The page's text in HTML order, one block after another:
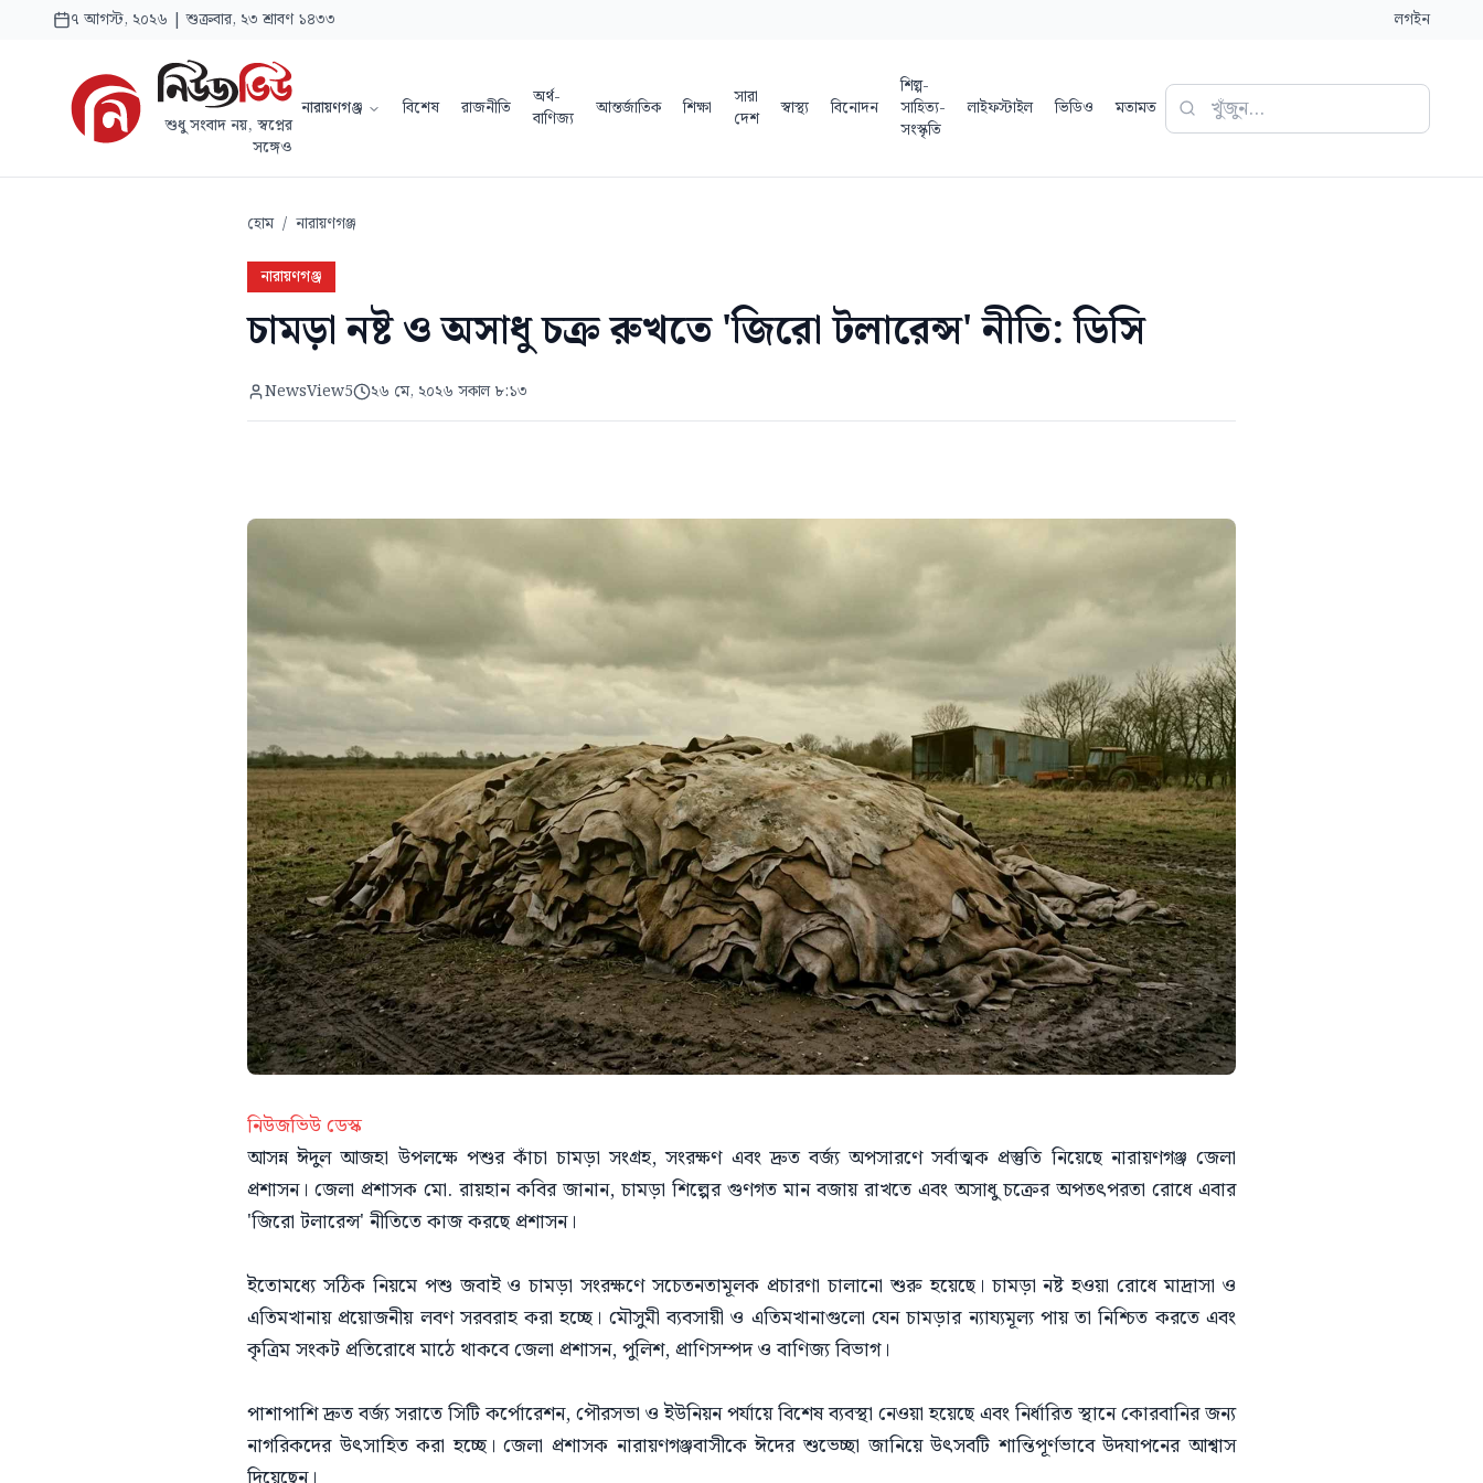
৭ আগস্ট, ২০২৬ | শুক্রবার, ২৩ শ্রাবণ ১৪৩৩ লগইন
শুধু সংবাদ নয়, স্বপ্নের
সঙ্গেও
নারায়ণগঞ্জ বিশেষ রাজনীতি
অর্থ-
বাণিজ্য
আন্তর্জাতিক শিক্ষা
সারা
দেশ
স্বাস্থ্য বিনোদন
শিল্প-
সাহিত্য-
সংস্কৃতি
লাইফস্টাইল ভিডিও মতামত
হোম / নারায়ণগঞ্জ
নারায়ণগঞ্জ
চামড়া নষ্ট ও অসাধু চক্র রুখতে 'জিরো টলারেন্স' নীতি: ডিসি
NewsView5 ২৬ মে, ২০২৬ সকাল ৮:১৩
নিউজভিউ ডেস্ক
আসন্ন ঈদুল আজহা উপলক্ষে পশুর কাঁচা চামড়া সংগ্রহ, সংরক্ষণ এবং দ্রুত বর্জ্য অপসারণে সর্বাত্মক প্রস্তুতি নিয়েছে নারায়ণগঞ্জ জেলা
প্রশাসন। জেলা প্রশাসক মো. রায়হান কবির জানান, চামড়া শিল্পের গুণগত মান বজায় রাখতে এবং অসাধু চক্রের অপতৎপরতা রোধে এবার
'জিরো টলারেন্স' নীতিতে কাজ করছে প্রশাসন।
ইতোমধ্যে সঠিক নিয়মে পশু জবাই ও চামড়া সংরক্ষণে সচেতনতামূলক প্রচারণা চালানো শুরু হয়েছে। চামড়া নষ্ট হওয়া রোধে মাদ্রাসা ও
এতিমখানায় প্রয়োজনীয় লবণ সরবরাহ করা হচ্ছে। মৌসুমী ব্যবসায়ী ও এতিমখানাগুলো যেন চামড়ার ন্যায্যমূল্য পায় তা নিশ্চিত করতে এবং
কৃত্রিম সংকট প্রতিরোধে মাঠে থাকবে জেলা প্রশাসন, পুলিশ, প্রাণিসম্পদ ও বাণিজ্য বিভাগ।
পাশাপাশি দ্রুত বর্জ্য সরাতে সিটি কর্পোরেশন, পৌরসভা ও ইউনিয়ন পর্যায়ে বিশেষ ব্যবস্থা নেওয়া হয়েছে এবং নির্ধারিত স্থানে কোরবানির জন্য
নাগরিকদের উৎসাহিত করা হচ্ছে। জেলা প্রশাসক নারায়ণগঞ্জবাসীকে ঈদের শুভেচ্ছা জানিয়ে উৎসবটি শান্তিপূর্ণভাবে উদযাপনের আশ্বাস